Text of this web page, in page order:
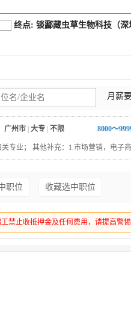
终点: 锬酃藏虫草生物科技（
月薪
广州市 大专 不限 8000～
专业； 其他补充：1.市场营销，电子
职位 收藏选中职位
禁止收抵押金及任何费用，请提高警